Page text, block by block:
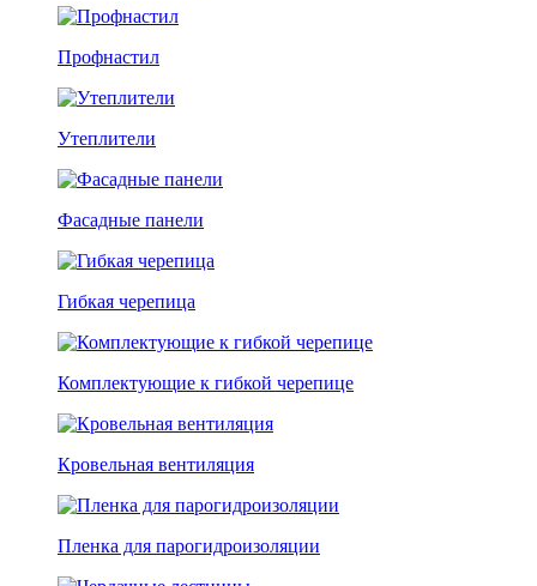
Профнастил
Утеплители
Фасадные панели
Гибкая черепица
Комплектующие к гибкой черепице
Кровельная вентиляция
Пленка для парогидроизоляции